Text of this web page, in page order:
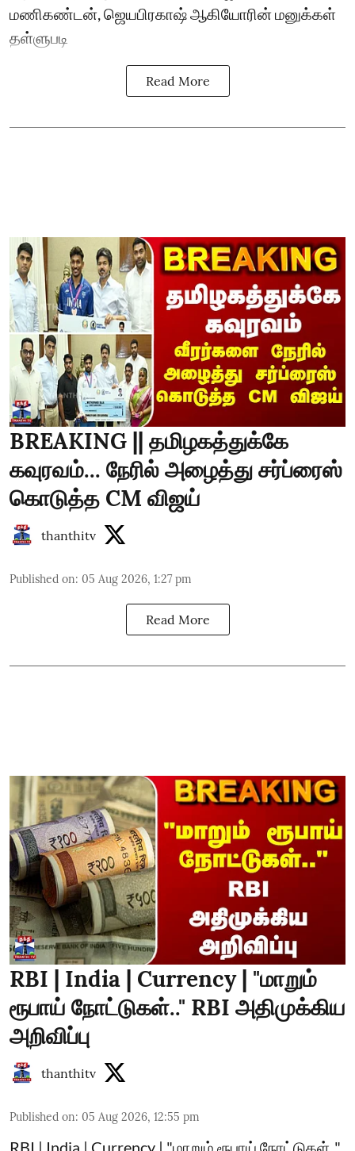
மணிகண்டன், ஜெயபிரகாஷ் ஆகியோரின் மனுக்கள்
தள்ளுபடி
Read More
BREAKING || தமிழகத்துக்கே
கவுரவம்... நேரில் அழைத்து சர்ப்ரைஸ்
கொடுத்த CM விஜய்
thanthitv
Published on: 05 Aug 2026, 1:27 pm
Read More
RBI | India | Currency | "மாறும்
ரூபாய் நோட்டுகள்.." RBI அதிமுக்கிய
அறிவிப்பு
thanthitv
Published on: 05 Aug 2026, 12:55 pm
RBI | India | Currency | "மாறும் ரூபாய் நோட்டுகள்.."